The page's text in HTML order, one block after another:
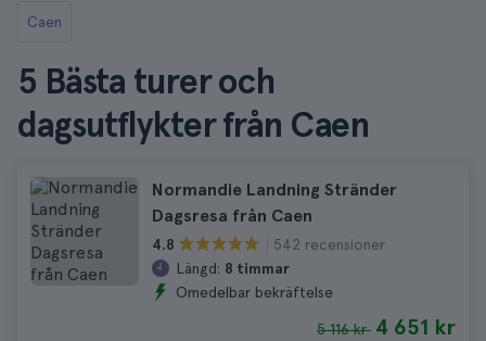
Caen
5 Bästa turer och
dagsutflykter från Caen
Normandie Landning Stränder
Dagsresa från Caen
4.8
542 recensioner
Längd: 8 timmar
Omedelbar bekräftelse
5 116 kr 4 651 kr